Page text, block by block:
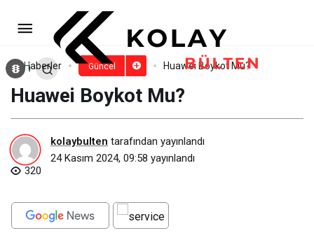
Haberler Güncel Huawei Boykot Mu?
Huawei Boykot Mu?
kolaybulten tarafından yayınlandı
24 Kasım 2024, 09:58 yayınlandı
320
Giorgio Armani Boykot Mu?
Yorum Yap Paylaş